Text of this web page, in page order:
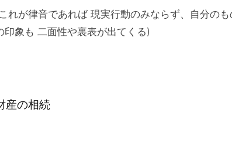
れが律音であれば 現実行動のみならず、自分の
印象も 二面性や裏表が出てくる)
産の相続